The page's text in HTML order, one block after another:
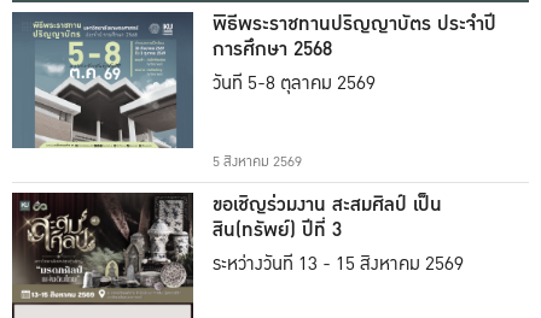
พิธีพระราชทานปริญญาบัตร ประจำปี
การศึกษา 2568
วันที่ 5-8 ตุลาคม 2569
5 สิงหาคม 2569
ขอเชิญร่วมงาน สะสมศิลป์ เป็น
สิน(ทรัพย์) ปีที่ 3
ระหว่างวันที่ 13 - 15 สิงหาคม 2569